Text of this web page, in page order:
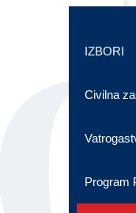
IZBORI
Civilna
Program